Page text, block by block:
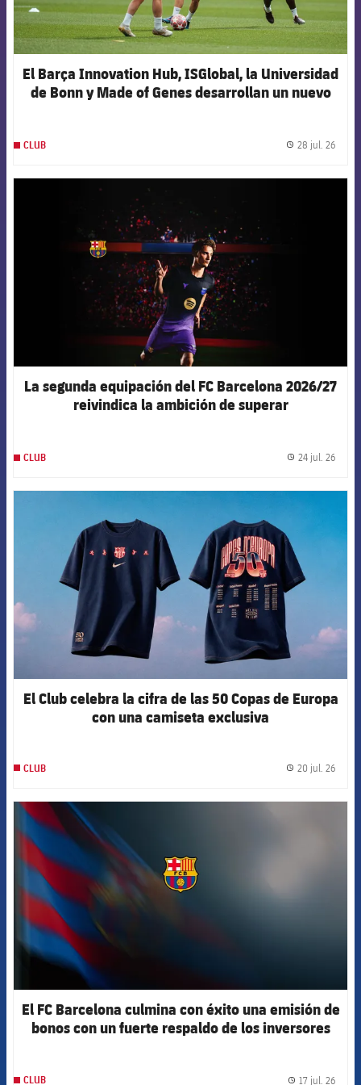
El Barça Innovation Hub, ISGlobal, la Universidad
de Bonn y Made of Genes desarrollan un nuevo
CLUB 28 jul. 26
La segunda equipación del FC Barcelona 2026/27
reivindica la ambición de superar
CLUB 24 jul. 26
El Club celebra la cifra de las 50 Copas de Europa
con una camiseta exclusiva
CLUB 20 jul. 26
El FC Barcelona culmina con éxito una emisión de
bonos con un fuerte respaldo de los inversores
CLUB 17 jul. 26